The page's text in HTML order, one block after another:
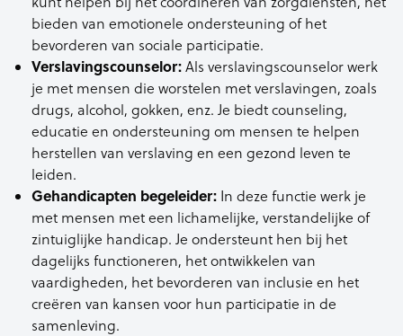
bieden van emotionele ondersteuning of het
bevorderen van sociale participatie.
Verslavingscounselor:Als verslavingscounselor werk
je met mensen die worstelen met verslavingen, zoals
drugs, alcohol, gokken, enz. Je biedt counseling,
educatie en ondersteuning om mensen te helpen
herstellen van verslaving en een gezond leven te
leiden.
Gehandicapten begeleider: In deze functie werk je
met mensen met een lichamelijke, verstandelijke of
zintuiglijke handicap. Je ondersteunt hen bij het
dagelijks functioneren, het ontwikkelen van
vaardigheden, het bevorderen van inclusie en het
creëren van kansen voor hun participatie in de
samenleving.